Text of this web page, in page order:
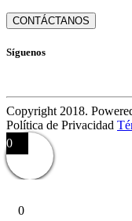
CONTÁCTANOS
Síguenos
Copyright 2018.
Política de Privacidad
0
0